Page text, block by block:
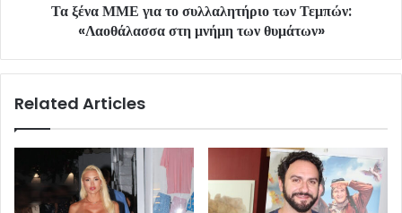
Τα ξένα ΜΜΕ για το συλλαλητήριο των Τεμπών:
«Λαοθάλασσα στη μνήμη των θυμάτων»
Related Articles